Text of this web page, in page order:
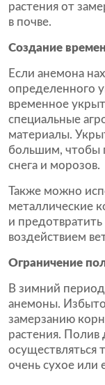
растения от
в почве.
Создание
Если анемона
определенного
временное
специальные
материалы.
большим, чтобы
снега и морозов.
Также можно
металлические
и
воздействием
Ограничение
В зимний
анемоны.
замерзанию
растения.
осуществляться
очень сухое или